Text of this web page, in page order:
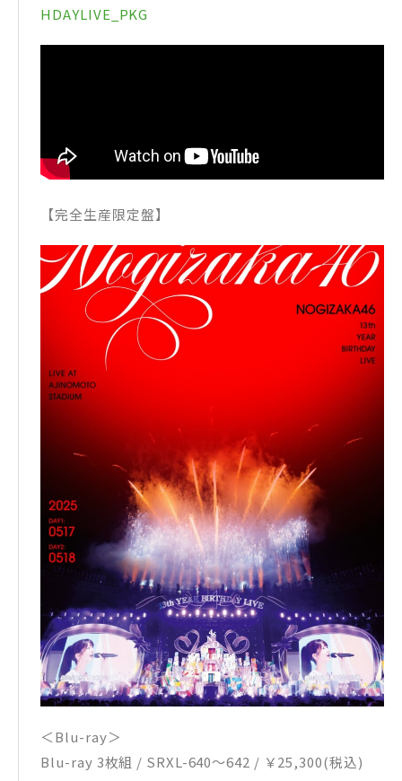
HDAYLIVE_PKG
【完全生産限定盤】
＜Blu-ray＞
Blu-ray 3枚組 / SRXL-640～642 / ￥25,300(税込)